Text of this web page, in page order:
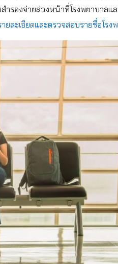
ำรองจ่ายล่วงหน้าที่โรงพยาบาลแ
ยละเอียดและตรวจสอบรายชื่อโรง